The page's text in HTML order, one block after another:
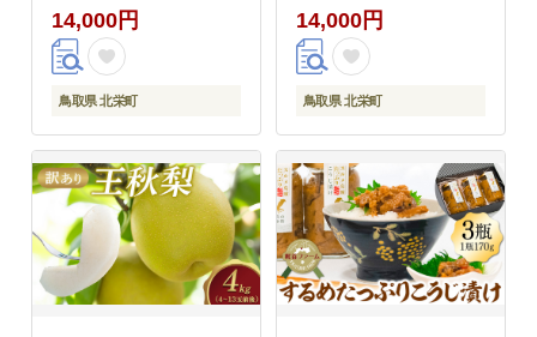
14,000円
鳥取県 北栄町
14,000円
鳥取県 北栄町